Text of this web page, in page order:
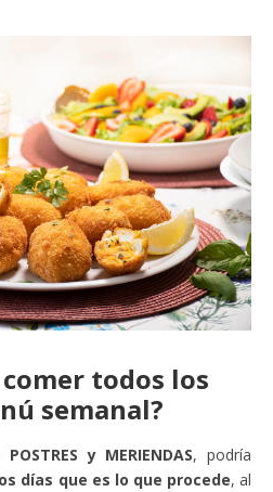
todos los
semanal?
POSTRES y MERIENDAS, podría
días que es lo que procede, al